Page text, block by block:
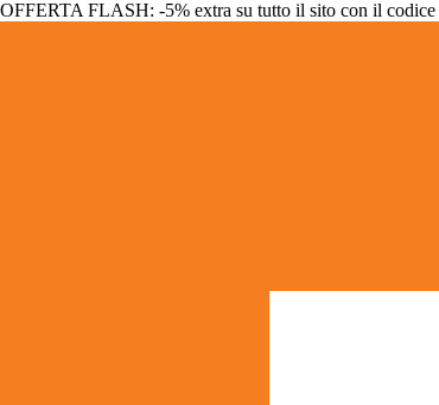
OFFERTA FLASH: -5% extra su tutto il sito con il codice